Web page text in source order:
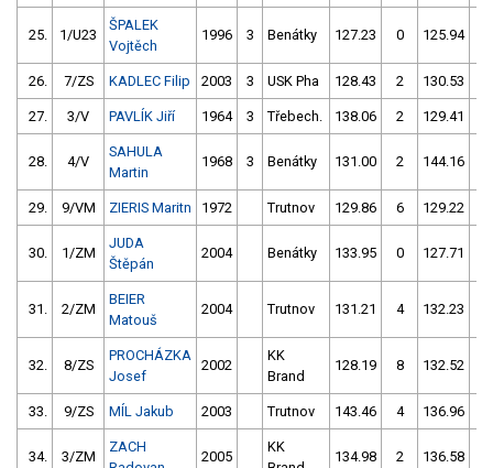
25. 1/U23
ŠPALEK
Vojtěch
1996 3 Benátky 127.23 0 125.94
26. 7/ZS KADLEC Filip 2003 3 USK Pha 128.43 2 130.53
27. 3/V PAVLÍK Jiří 1964 3 Třebech. 138.06 2 129.41
28. 4/V
SAHULA
Martin
1968 3 Benátky 131.00 2 144.16
29. 9/VM ZIERIS Maritn 1972 Trutnov 129.86 6 129.22
30. 1/ZM
JUDA
Štěpán
2004 Benátky 133.95 0 127.71
31. 2/ZM
BEIER
Matouš
2004 Trutnov 131.21 4 132.23
32. 8/ZS
PROCHÁZKA
Josef
2002
KK
Brand
128.19 8 132.52
33. 9/ZS MÍL Jakub 2003 Trutnov 143.46 4 136.96
34. 3/ZM
ZACH
2005
KK
134.98 2 136.58